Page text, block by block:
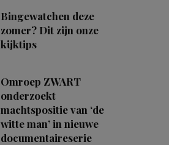
Bingewatchen deze
zomer? Dit zijn onze
kijktips
Omroep ZWART
onderzoekt
machtspositie van ‘de
witte man’ in nieuwe
documentaireserie